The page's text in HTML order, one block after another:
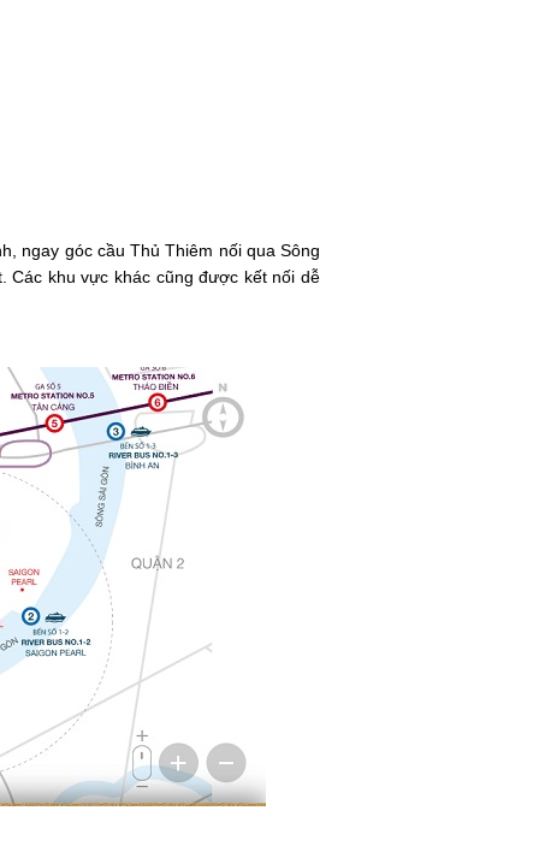
ngay góc cầu Thủ Thiêm nối qua Sông
Các khu vực khác cũng được kết nối dễ